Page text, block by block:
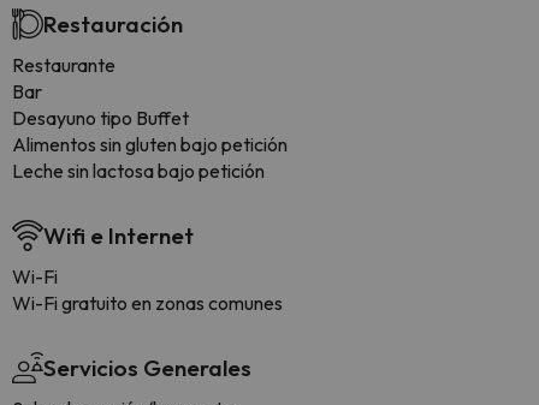
Restauración
Restaurante
Bar
Desayuno tipo Buffet
Alimentos sin gluten bajo petición
Leche sin lactosa bajo petición
Wifi e Internet
Wi-Fi
Wi-Fi gratuito en zonas comunes
Servicios Generales